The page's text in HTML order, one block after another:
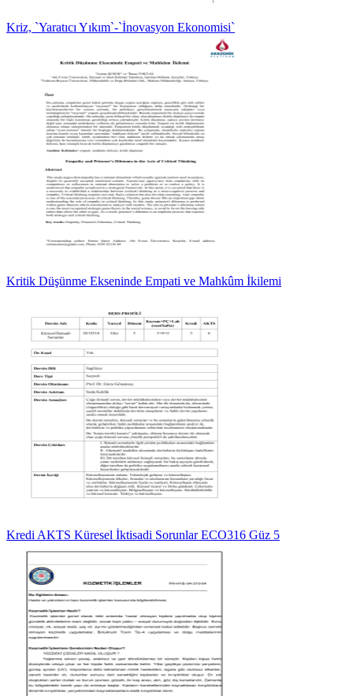
Kriz, `Yaratıcı Yıkım`-`İnovasyon Ekonomisi`
Kritik Düşünme Ekseninde Empati ve Mahkûm İkilemi
Kredi AKTS Küresel İktisadi Sorunlar ECO316 Güz 5